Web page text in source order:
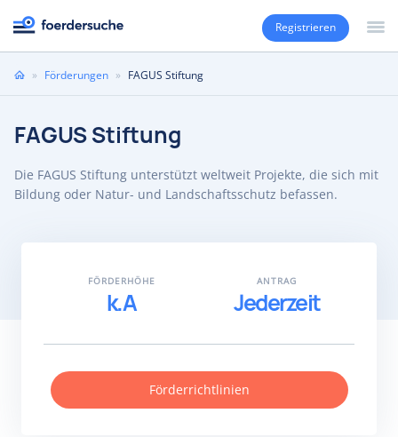
Registrieren
Sie» Förderungen » FAGUS Stiftung
FAGUS Stiftung
Die FAGUS Stiftung unterstützt weltweit Projekte, die sich mit
Bildung oder Natur- und Landschaftsschutz befassen.
FÖRDERHÖHE
k.A
ANTRAG
Jederzeit
Förderrichtlinien